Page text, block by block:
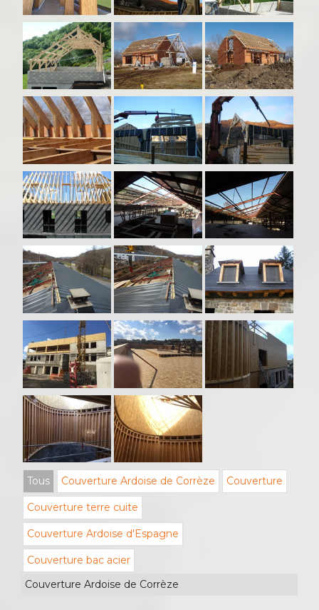
Tous Couverture Ardoise de Corrèze Couverture
Couverture terre cuite
Couverture Ardoise d'Espagne
Couverture bac acier
Couverture Ardoise de Corrèze